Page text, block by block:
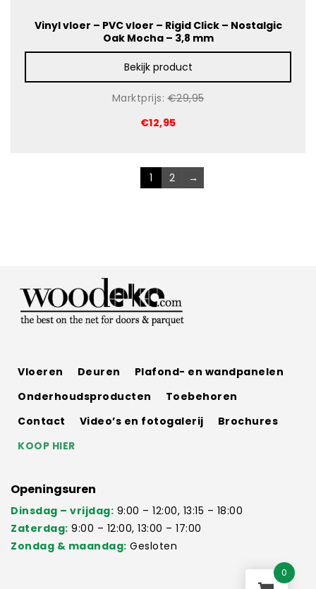
Vinyl vloer – PVC vloer – Rigid Click – Nostalgic
Oak Mocha – 3,8 mm
Bekijk product
Marktprijs:€29,95
€12,95
1 2 →
Vloeren Deuren
Plafond- en wandpanelen
Onderhoudsproducten
Toebehoren
Contact
Video’s en fotogalerij
Brochures
KOOP HIER
Openingsuren
Dinsdag – vrijdag: 9:00 – 12:00, 13:15 – 18:00
Zaterdag: 9:00 – 12:00, 13:00 – 17:00
Zondag & maandag: Gesloten
0